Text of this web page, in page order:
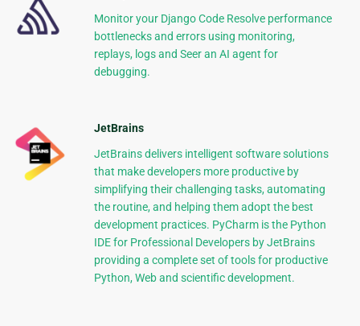
Monitor your Django Code Resolve performance
bottlenecks and errors using monitoring,
replays, logs and Seer an AI agent for
debugging.
JetBrains
JetBrains delivers intelligent software solutions
that make developers more productive by
simplifying their challenging tasks, automating
the routine, and helping them adopt the best
development practices. PyCharm is the Python
IDE for Professional Developers by JetBrains
providing a complete set of tools for productive
Python, Web and scientific development.